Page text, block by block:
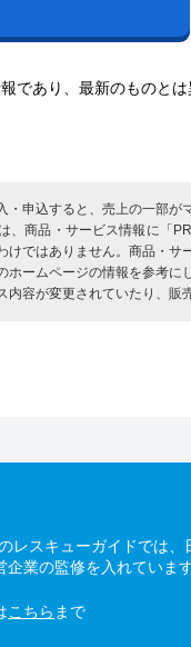
であり、最新のものと
申込すると、売上の一部
、商品・サービス情報に「
けではありません。商品・
ホームページの情報を参考
容が変更されていたり、販
レスキューガイドでは
業の監修を入れています
こちら まで